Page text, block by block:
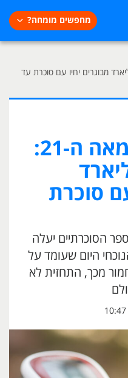
מחפשים מומחה?
של המאה ה-21: יותר מ-1.3 מיליארד מבוגרים יחיו עם סוכרת עד
המגיפה של המאה ה-21:
מיליארד
סוכרת
הסוכרתיים יעלה
היום שעומד על
וחמור מכך, התחזית לא